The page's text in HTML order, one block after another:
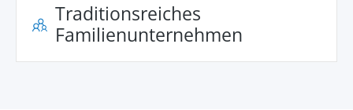
Traditionsreiches
Familienunternehmen